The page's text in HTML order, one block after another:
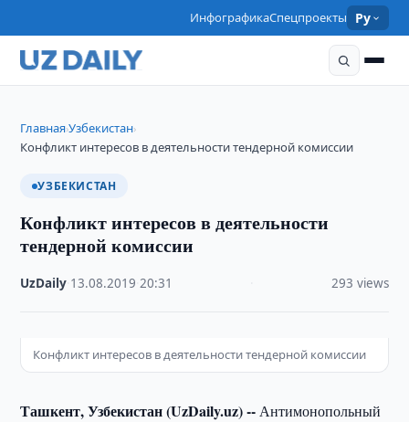
ИнфографикаСпецпроекты Ру
Главная›Узбекистан›
Конфликт интересов в деятельности тендерной комиссии
УЗБЕКИСТАН
Конфликт интересов в деятельности
тендерной комиссии
UzDaily 13.08.2019 ·20:31 293 views
Конфликт интересов в деятельности тендерной комиссии
Ташкент, Узбекистан (UzDaily.uz) --Антимонопольный